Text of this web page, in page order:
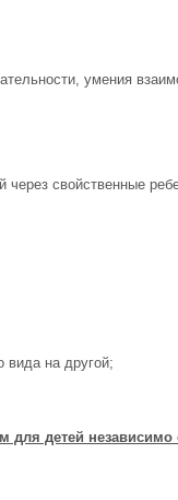
умения
свойственные
вида на другой;
детей независимо